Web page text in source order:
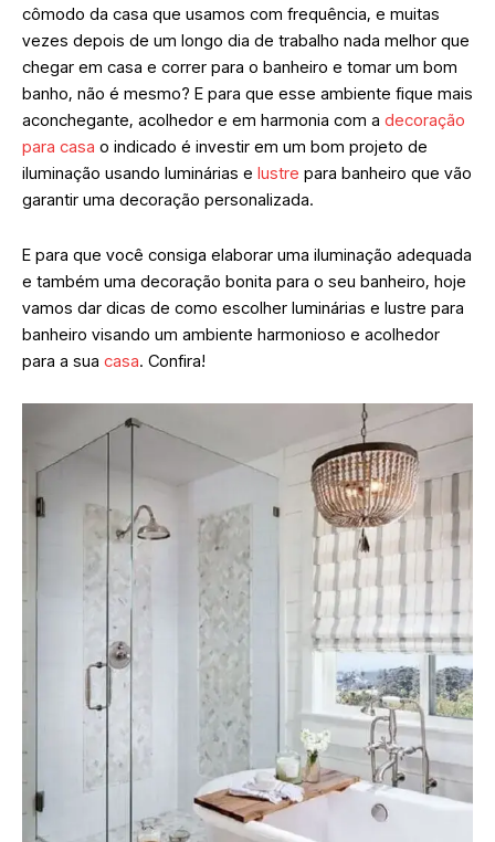
cômodo da casa que usamos com frequência, e muitas
vezes depois de um longo dia de trabalho nada melhor que
chegar em casa e correr para o banheiro e tomar um bom
banho, não é mesmo? E para que esse ambiente fique mais
aconchegante, acolhedor e em harmonia com a decoração
para casa o indicado é investir em um bom projeto de
iluminação usando luminárias e lustre para banheiro que vão
garantir uma decoração personalizada.
E para que você consiga elaborar uma iluminação adequada
e também uma decoração bonita para o seu banheiro, hoje
vamos dar dicas de como escolher luminárias e lustre para
banheiro visando um ambiente harmonioso e acolhedor
para a sua casa. Confira!